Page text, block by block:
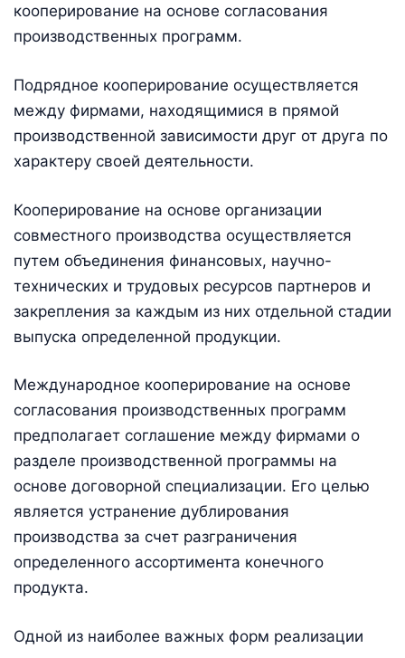
кооперирование на основе согласования
производственных программ.
Подрядное кооперирование осуществляется
между фирмами, находящимися в прямой
производственной зависимости друг от друга по
характеру своей деятельности.
Кооперирование на основе организации
совместного производства осуществляется
путем объединения финансовых, научно-
технических и трудовых ресурсов партнеров и
закрепления за каждым из них отдельной стадии
выпуска определенной продукции.
Международное кооперирование на основе
согласования производственных программ
предполагает соглашение между фирмами о
разделе производственной программы на
основе договорной специализации. Его целью
является устранение дублирования
производства за счет разграничения
определенного ассортимента конечного
продукта.
Одной из наиболее важных форм реализации